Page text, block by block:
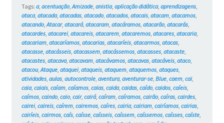
Tags: a, acentuação, Amizade, anistia, aplicação didática, aprendizagens,
ataca, atacada, atacadas, atacado, atacados, atacais, atacam, atacamos,
atacando, Atacar, atacará, atacaram, atacáramos, atacarão, atacarás,
atacardes, atacarei, atacareis, atacarem, atacaremos, atacares, atacaria,
atacariam, atacaríamos, atacarias, atacaríeis, atacarmos, atacas,
atacasse, atacásseis, atacassem, atacássemos, atacasses, atacaste,
atacastes, atacava, atacavam, atacávamos, atacavas, atacáveis, ataco,
atacou, Ataque, ataquei, ataqueis, ataquem, ataquemos, ataques,
atividades, aulas, autocontrole, aventura, aventurar-se, Blue, caem, cai,
caia, caiais, caíam, caíamos, caias, caida, caidas, caído, caidos, caíeis,
caímos, caindo, caio, cair, cairá, caíram, caíramos, cairão, caíras, cairdes,
cairei, caireis, caírem, cairemos, caíres, cairia, cairiam, cairíamos, cairias,
cairíeis, cairmos, caís, caísse, caísseis, caíssem, caíssemos, caísses, caíste,